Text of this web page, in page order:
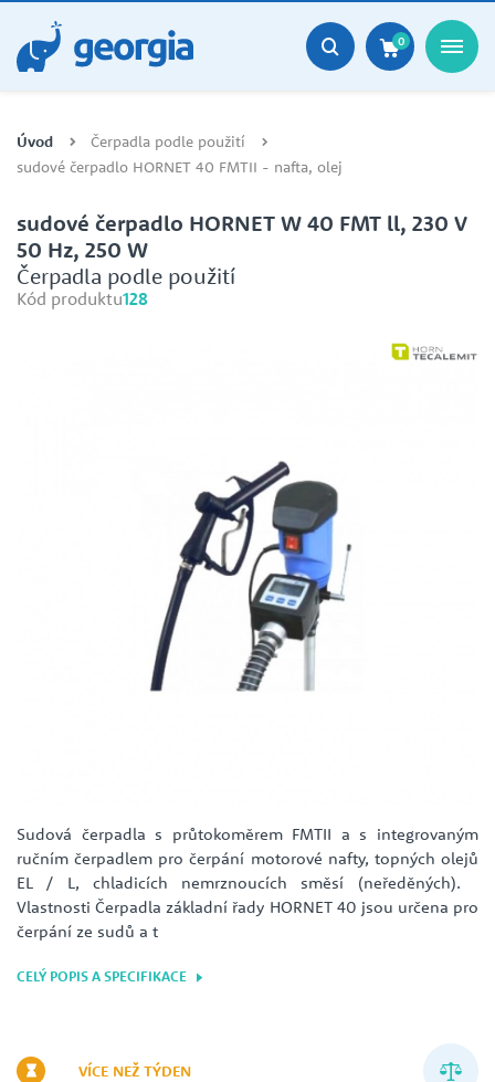
0
Úvod
Čerpadla podle použití
sudové čerpadlo HORNET 40 FMTII - nafta, olej
sudové čerpadlo HORNET W 40 FMT ll, 230 V
50 Hz, 250 W
Čerpadla podle použití
Kód produktu128
Sudová čerpadla s průtokoměrem FMTII a s integrovaným
ručním čerpadlem pro čerpání motorové nafty, topných olejů
EL / L, chladicích nemrznoucích směsí (neředěných).
Vlastnosti Čerpadla základní řady HORNET 40 jsou určena pro
čerpání ze sudů a t
CELÝ POPIS A SPECIFIKACE
VÍCE NEŽ TÝDEN